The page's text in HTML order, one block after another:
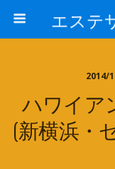
2014/
ハワイア
(新横浜・